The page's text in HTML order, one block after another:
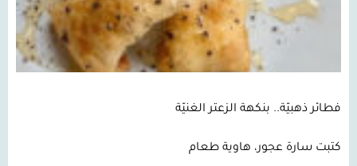
فطائر ذهبيّة.. بنكهة الزعتر الغنيّة
كتبت سارة عجور، هاوية طعام